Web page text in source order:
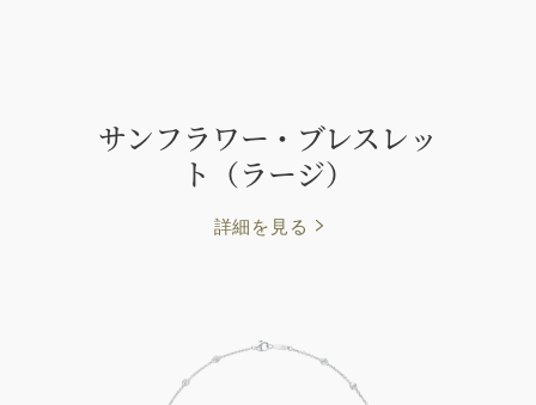
サンフラワー・ブレスレッ
ト（ラージ）
詳細を見る